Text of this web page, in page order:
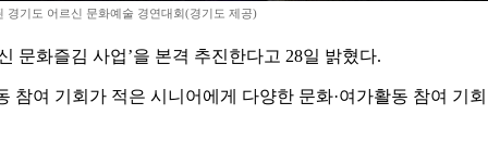
경기도 어르신 문화예술 경연대회(경기도 제공)
문화즐김 사업’을 본격 추진한다고 28일 밝혔다.
참여 기회가 적은 시니어에게 다양한 문화·여가활동 참여